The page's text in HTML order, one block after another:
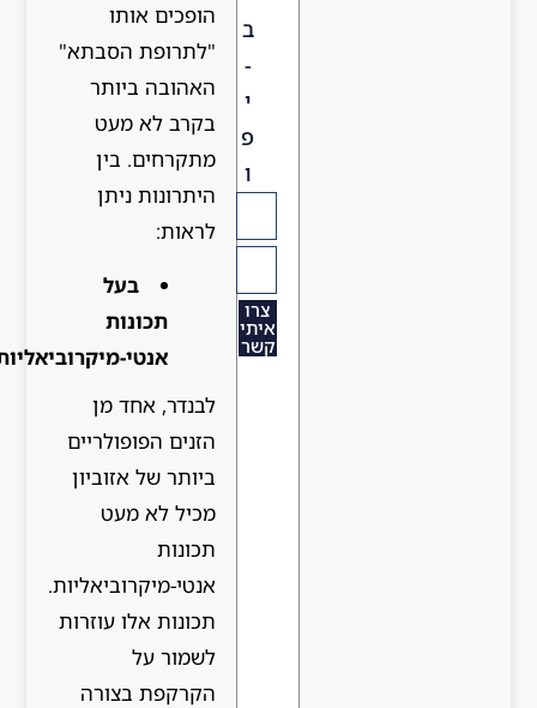
ב
-
י
פ
ו
צרו
איתי
קשר
הופכים אותו
"לתרופת הסבתא"
האהובה ביותר
בקרב לא מעט
מתקרחים. בין
היתרונות ניתן
לראות:
בעל
תכונות
אנטי-מיקרוביאליות
לבנדר, אחד מן
הזנים הפופולריים
ביותר של אזוביון
מכיל לא מעט
תכונות
אנטי-מיקרוביאליות.
תכונות אלו עוזרות
לשמור על
הקרקפת בצורה